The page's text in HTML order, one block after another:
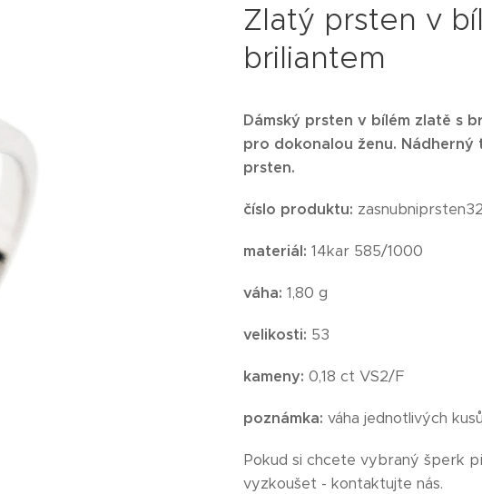
Zlatý prsten v
briliantem
Dámský prsten v bílém zlatě s
pro dokonalou ženu. Nádherný
prsten.
číslo produktu:
materiál:14kar 585/1000
váha: 1,80 g
velikosti: 53
kameny: 0,18 ct VS2/F
poznámka: váha jednotlivých
Pokud si chcete vybraný šperk
vyzkoušet - kontaktujte nás.